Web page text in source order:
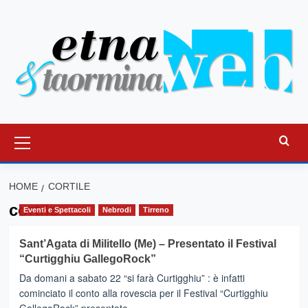
principale
HOME CORTILE
cortile
Eventi e Spettacoli Nebrodi Tirreno
Sant’Agata di Militello (Me) – Presentato il Festival
“Curtigghiu GallegoRock”
Da domani a sabato 22 “si farà Curtigghiu” : è infatti
cominciato il conto alla rovescia per il Festival “Curtigghiu